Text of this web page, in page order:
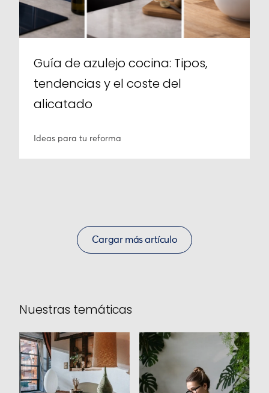
Guía de azulejo cocina: Tipos,
tendencias y el coste del
alicatado
Ideas para tu reforma
Cargar más artículo
Nuestras temáticas